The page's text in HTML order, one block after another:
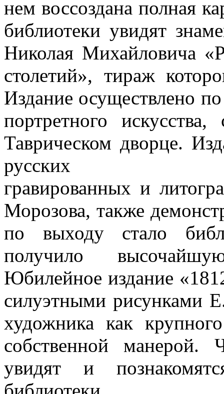
нем воссоздана полная
библиотеки увидят
Николая Михайловича
столетий», тираж
Издание осуществлено по
портретного
Таврическом дворце.
русских
гравированных и
Морозова, также
по выходу стало
получило
Юбилейное издание
силуэтными рисунками
художника как
собственной манерой.
увидят и